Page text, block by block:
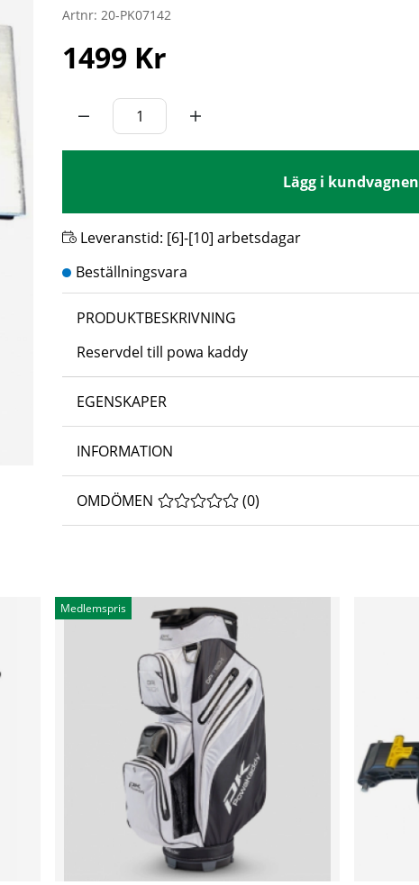
Artnr: 20-PK07142
1499 Kr
Lägg i kundvagnen
Leveranstid: [6]-[10] arbetsdagar
PRODUKTBESKRIVNING
Reservdel till powa kaddy
EGENSKAPER
INFORMATION
OMDÖMEN MEDELBETYG 0 AV 5 ANTAL BETYG 0
(0)
Medlemspris